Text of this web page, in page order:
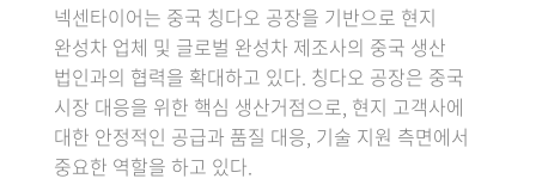
넥센타이어는 중국 칭다오 공장을 기반으로 현지
완성차 업체 및 글로벌 완성차 제조사의 중국 생산
법인과의 협력을 확대하고 있다. 칭다오 공장은 중국
시장 대응을 위한 핵심 생산거점으로, 현지 고객사에
대한 안정적인 공급과 품질 대응, 기술 지원 측면에서
중요한 역할을 하고 있다.